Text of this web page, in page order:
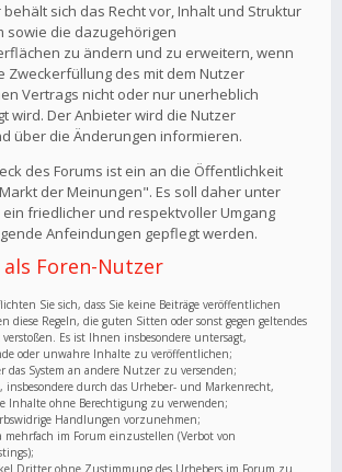
sich das Recht vor, Inhalt und Struktur
sowie die dazugehörigen
zu ändern und zu erweitern, wenn
Zweckerfüllung des mit dem Nutzer
Vertrags nicht oder nur unerheblich
wird. Der Anbieter wird die Nutzer
über die Änderungen informieren.
des Forums ist ein an die Öffentlichkeit
der Meinungen". Es soll daher unter
friedlicher und respektvoller Umgang
Anfeindungen gepflegt werden.
Foren-Nutzer
Sie sich, dass Sie keine Beiträge veröffentlichen
diese Regeln, die guten Sitten oder sonst gegen geltendes
verstoßen. Es ist Ihnen insbesondere untersagt,
oder unwahre Inhalte zu veröffentlichen;
das System an andere Nutzer zu versenden;
insbesondere durch das Urheber- und Markenrecht,
Inhalte ohne Berechtigung zu verwenden;
Handlungen vorzunehmen;
mehrfach im Forum einzustellen (Verbot von
Dritter ohne Zustimmung des Urhebers im Forum zu